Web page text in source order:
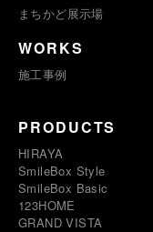
まちかど展示場
WORKS
施工事例
PRODUCTS
HIRAYA
SmileBox Style
SmileBox Basic
123HOME
GRAND VISTA